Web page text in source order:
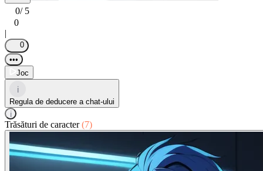
0/ 5
0
|
0
•••
Joc
i
Regula de deducere a chat-ului
i
Trăsături de caracter(7)